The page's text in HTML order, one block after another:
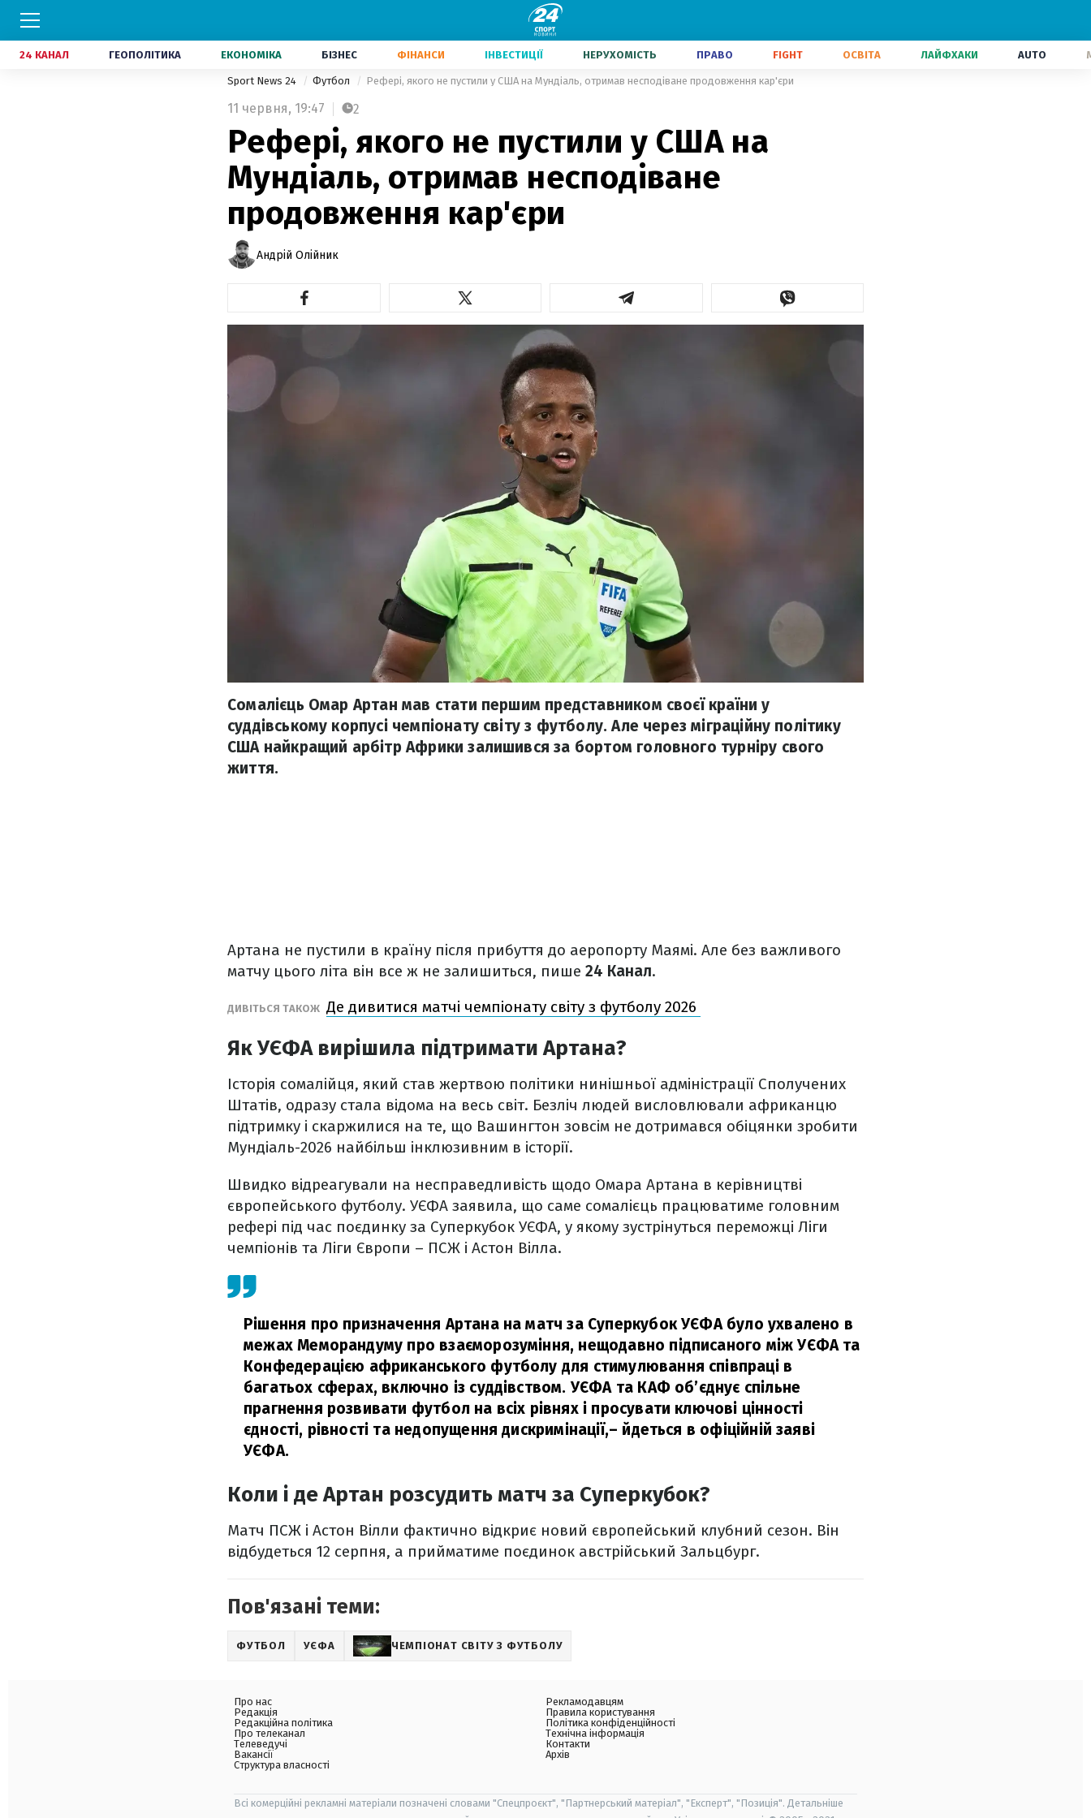
24 КАНАЛ ГЕОПОЛІТИКА ЕКОНОМІКА БІЗНЕС ФІНАНСИ ІНВЕСТИЦІЇ НЕРУХОМІСТЬ ПРАВО FIGHT ОСВІТА ЛАЙФХАКИ AUTO
Sport News 24 Футбол Рефері, якого не пустили у США на Мундіаль, отримав несподіване продовження кар'єри
11 червня, 19:47 2
Рефері, якого не пустили у США на
Мундіаль, отримав несподіване
продовження кар'єри
Андрій Олійник
Сомалієць Омар Артан мав стати першим представником своєї країни у
суддівському корпусі чемпіонату світу з футболу. Але через міграційну політику
США найкращий арбітр Африки залишився за бортом головного турніру свого
життя.
Артана не пустили в країну після прибуття до аеропорту Маямі. Але без важливого
матчу цього літа він все ж не залишиться, пише 24 Канал.
ДИВІТЬСЯ ТАКОЖ Де дивитися матчі чемпіонату світу з футболу 2026
Як УЄФА вирішила підтримати Артана?
Історія сомалійця, який став жертвою політики нинішньої адміністрації Сполучених
Штатів, одразу стала відома на весь світ. Безліч людей висловлювали африканцю
підтримку і скаржилися на те, що Вашингтон зовсім не дотримався обіцянки зробити
Мундіаль-2026 найбільш інклюзивним в історії.
Швидко відреагували на несправедливість щодо Омара Артана в керівництві
європейського футболу. УЄФА заявила, що саме сомалієць працюватиме головним
рефері під час поєдинку за Суперкубок УЄФА, у якому зустрінуться переможці Ліги
чемпіонів та Ліги Європи – ПСЖ і Астон Вілла.
Рішення про призначення Артана на матч за Суперкубок УЄФА було ухвалено в
межах Меморандуму про взаєморозуміння, нещодавно підписаного між УЄФА та
Конфедерацією африканського футболу для стимулювання співпраці в
багатьох сферах, включно із суддівством. УЄФА та КАФ об’єднує спільне
прагнення розвивати футбол на всіх рівнях і просувати ключові цінності
єдності, рівності та недопущення дискримінації,– йдеться в офіційній заяві
УЄФА.
Коли і де Артан розсудить матч за Суперкубок?
Матч ПСЖ і Астон Вілли фактично відкриє новий європейський клубний сезон. Він
відбудеться 12 серпня, а прийматиме поєдинок австрійський Зальцбург.
Пов'язані теми:
ФУТБОЛ УЄФА ЧЕМПІОНАТ СВІТУ З ФУТБОЛУ
Про нас
Редакція
Редакційна політика
Про телеканал
Телеведучі
Вакансії
Структура власності
Рекламодавцям
Правила користування
Політика конфіденційності
Технічна інформація
Контакти
Архів
Всі комерційні рекламні матеріали позначені словами "Спецпроєкт", "Партнерський матеріал", "Експерт", "Позиція". Детальніше